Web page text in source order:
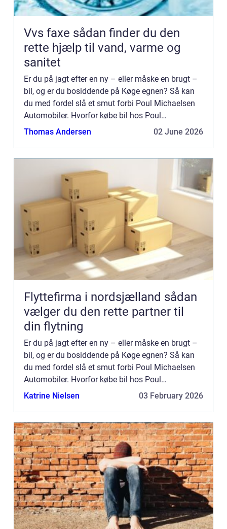
Vvs faxe sådan finder du den
rette hjælp til vand, varme og
sanitet
Er du på jagt efter en ny – eller måske en brugt –
bil, og er du bosiddende på Køge egnen? Så kan
du med fordel slå et smut forbi Poul Michaelsen
Automobiler. Hvorfor købe bil hos Poul
Michaelse...
Thomas Andersen 02 June 2026
Flyttefirma i nordsjælland sådan
vælger du den rette partner til
din flytning
Er du på jagt efter en ny – eller måske en brugt –
bil, og er du bosiddende på Køge egnen? Så kan
du med fordel slå et smut forbi Poul Michaelsen
Automobiler. Hvorfor købe bil hos Poul
Michaelse...
Katrine Nielsen 03 February 2026